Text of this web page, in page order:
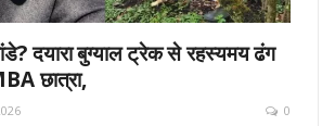
दयारा बुग्याल ट्रेक से रहस्यमय ढंग
छात्रा,
0